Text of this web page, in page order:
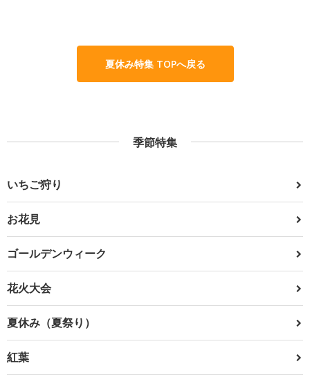
夏休み特集 TOPへ戻る
季節特集
いちご狩り
お花見
ゴールデンウィーク
花火大会
夏休み（夏祭り）
紅葉